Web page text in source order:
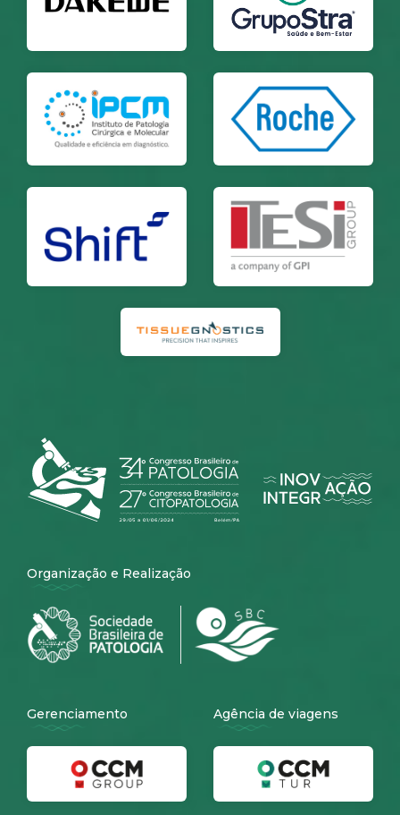
Organização e Realização
Gerenciamento Agência de viagens